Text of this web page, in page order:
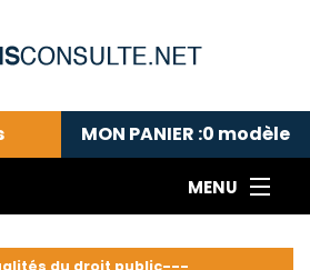
MON PANIER :0 modèle
MENU
---Actualités du droit public---
du droit public---